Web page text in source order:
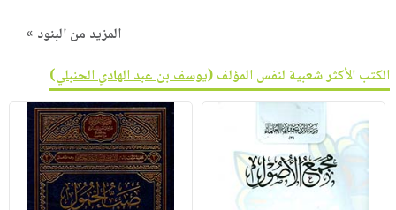
المزيد من البنود »
الكتب الأكثر شعبية لنفس المؤلف (يوسف بن عبد الهادي الحنبلي)